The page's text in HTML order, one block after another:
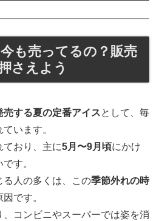
も売ってるの？販売
さえよう
売する夏の定番アイスとして、毎
います。
ており、主に5月〜9月頃にかけ
す。
る人の多くは、この季節外れの時
です。
コンビニやスーパーでは姿を消